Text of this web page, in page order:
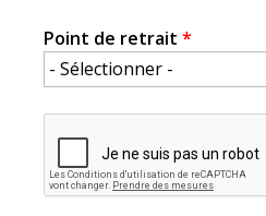
Point de retrait *